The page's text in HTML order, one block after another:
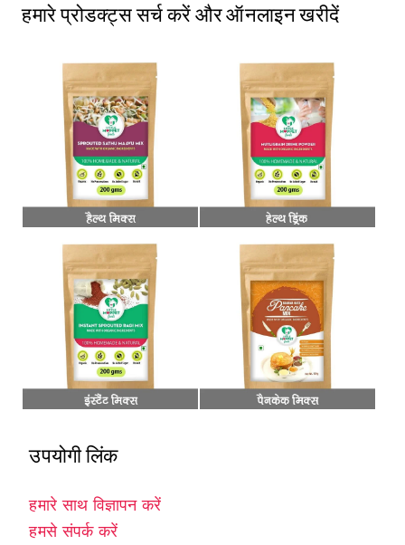
हमारे प्रोडक्ट्स सर्च करें और ऑनलाइन खरीदें
उपयोगी लिंक
हमारे साथ विज्ञापन करें
हमसे संपर्क करें